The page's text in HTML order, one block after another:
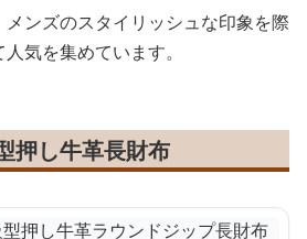
ンズのスタイリッシュな印象を際
気を集めています。
押し牛革長財布